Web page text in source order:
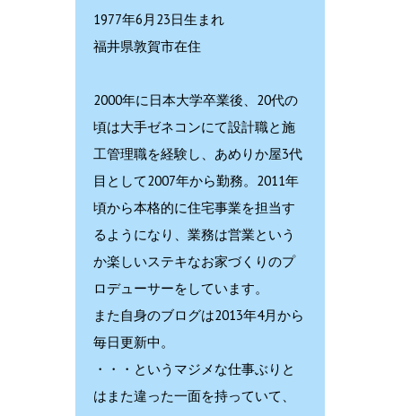
1977年6月23日生まれ
福井県敦賀市在住
2000年に日本大学卒業後、20代の
頃は大手ゼネコンにて設計職と施
工管理職を経験し、あめりか屋3代
目として2007年から勤務。2011年
頃から本格的に住宅事業を担当す
るようになり、業務は営業という
か楽しいステキなお家づくりのプ
ロデューサーをしています。
また自身のブログは2013年4月から
毎日更新中。
・・・というマジメな仕事ぶりと
はまた違った一面を持っていて、